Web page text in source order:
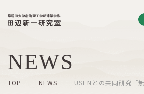
NEWS
TOP NEWS USENとの共同研究「